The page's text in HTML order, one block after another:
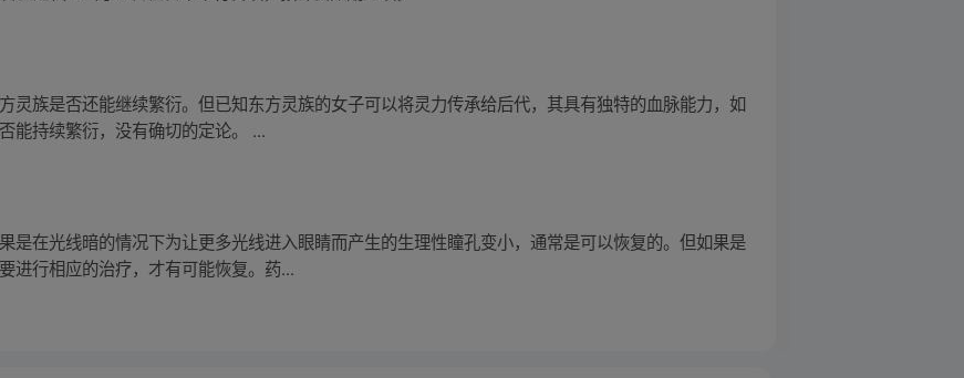
灵族是否还能继续繁衍。但已知东方灵族的女子可以将灵力传承给后代，其具有独特的血脉能力，如
能持续繁衍，没有确切的定论。 ...
是在光线暗的情况下为让更多光线进入眼睛而产生的生理性瞳孔变小，通常是可以恢复的。但如果是
进行相应的治疗，才有可能恢复。药...